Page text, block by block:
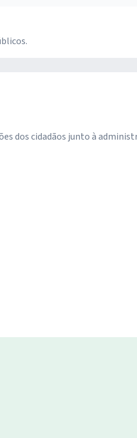
dos cidadãos junto à